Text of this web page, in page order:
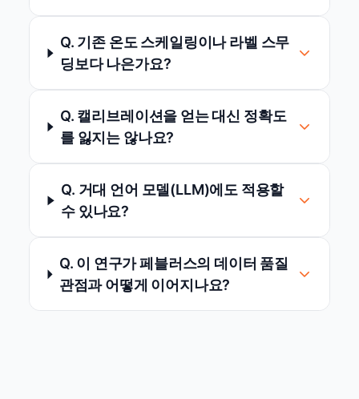
Q. 기존 온도 스케일링이나 라벨 스무
딩보다 나은가요?
Q. 캘리브레이션을 얻는 대신 정확도
를 잃지는 않나요?
Q. 거대 언어 모델(LLM)에도 적용할
수 있나요?
Q. 이 연구가 페블러스의 데이터 품질
관점과 어떻게 이어지나요?